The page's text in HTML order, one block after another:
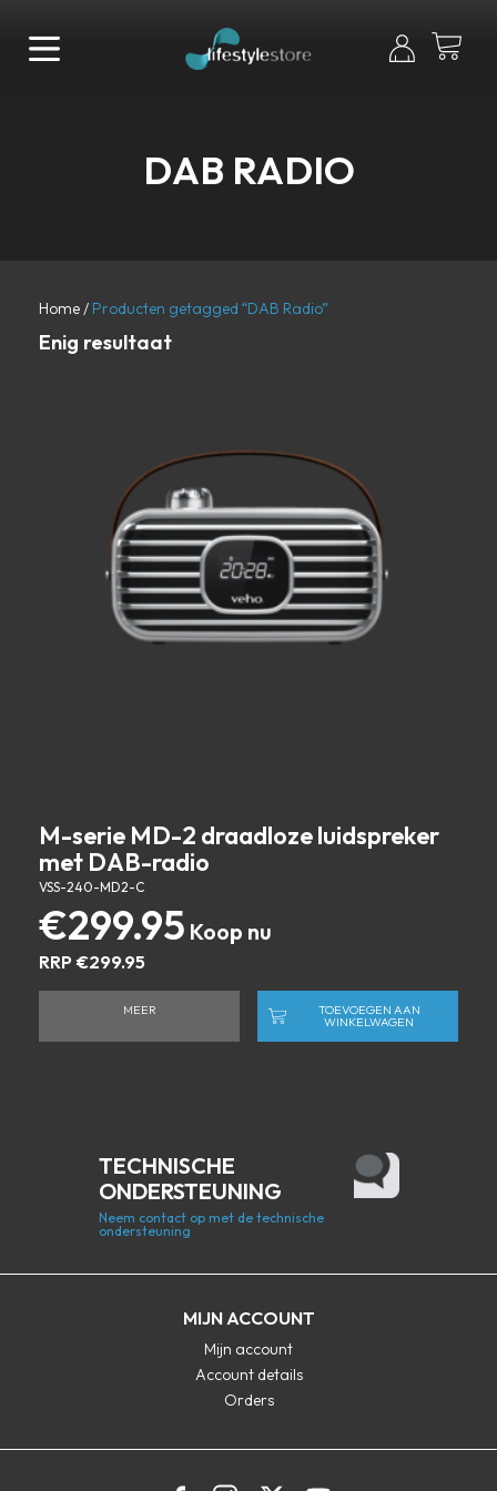
DAB RADIO
Home/ Producten getagged “DAB Radio”
Enig resultaat
M-serie MD-2 draadloze luidspreker
met DAB-radio
VSS-240-MD2-C
€299.95
RRP €299.95
MEER TOEVOEGEN AAN
WINKELWAGEN
MIJN ACCOUNT
Mijn account
Account details
Orders
TECHNISCHE
ONDERSTEUNING
Neem contact op met de technische
ondersteuning